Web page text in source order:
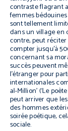
contraste flagrant
femmes
sont tellement
dans un village en
contre, peut
compter jusqu’à
concernant sa
succès peuvent
l’étranger pour
internationales
al-Million’ (‘Le
peut arriver que
des hommes
soirée poétique,
sociale.